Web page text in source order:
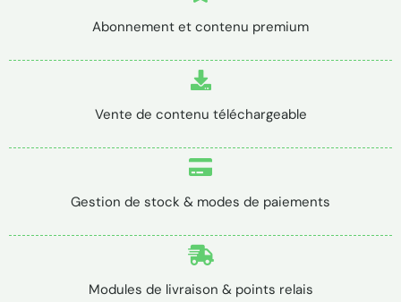
Abonnement et contenu premium
Vente de contenu téléchargeable
Gestion de stock & modes de paiements
Modules de livraison & points relais